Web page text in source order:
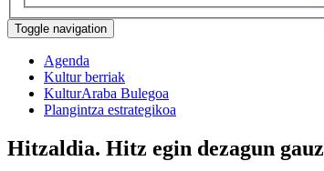
Toggle navigation
Agenda
Kultur berriak
KulturAraba Bulegoa
Plangintza estrategikoa
Hitzaldia. Hitz egin dezagun